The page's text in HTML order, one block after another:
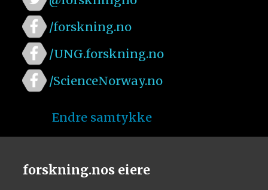
/forskning.no
/UNG.forskning.no
/ScienceNorway.no
Endre samtykke
forskning.nos eiere